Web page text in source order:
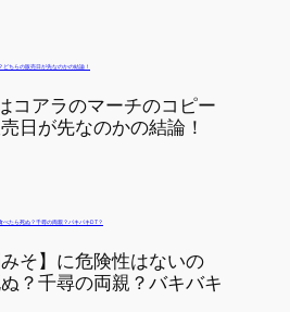
コアラのマーチのコピー
日が先なのかの結論！
そ】に危険性はないの
？千尋の両親？バキバキ